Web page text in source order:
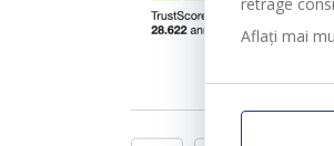
Aflați mai